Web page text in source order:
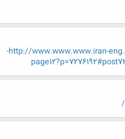
http://www.www.www.iran-eng.ir/showthread.php/539287-